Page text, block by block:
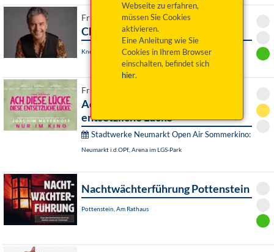
Webseite zu erfahren,
müssen Sie Cookies
aktivieren.
Eine Anleitung wie Sie
Cookies in Ihrem Browser
einschalten, befindet sich
hier.
Fr 14. August 2026 19:30 Uhr
Chris Boettcher: Baby Boomer!
Knetzgau, Schloss Oberschwappach - Schlosspark
Fr 14. August 2026 21:00 Uhr
Ach diese Lücke, diese
entsetzliche Lücke
Stadtwerke Neumarkt Open Air Sommerkino:
Neumarkt i.d.OPf., Arena im LGS-Park
Nachtwächterführung Pottenstein
Pottenstein, Am Rathaus